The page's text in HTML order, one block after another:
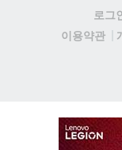
로그인
이용약관